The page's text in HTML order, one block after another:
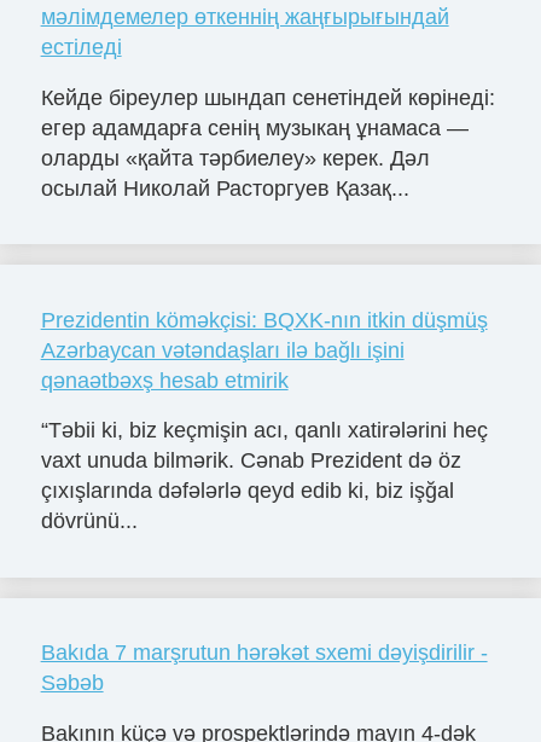
мәлімдемелер өткеннің жаңғырығындай
естіледі
Кейде біреулер шындап сенетіндей көрінеді:
егер адамдарға сенің музыкаң ұнамаса —
оларды «қайта тәрбиелеу» керек. Дәл
осылай Николай Расторгуев Қазақ...
Prezidentin köməkçisi: BQXK-nın itkin düşmüş
Azərbaycan vətəndaşları ilə bağlı işini
qənaətbəxş hesab etmirik
“Təbii ki, biz keçmişin acı, qanlı xatirələrini heç
vaxt unuda bilmərik. Cənab Prezident də öz
çıxışlarında dəfələrlə qeyd edib ki, biz işğal
dövrünü...
Bakıda 7 marşrutun hərəkət sxemi dəyişdirilir -
Səbəb
Bakının küçə və prospektlərində mayın 4-dək